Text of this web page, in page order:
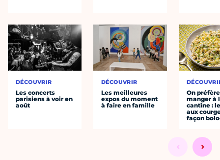
DÉCOUVRIR
Les concerts
parisiens à voir en
août
DÉCOUVRIR
Les meilleures
expos du moment
à faire en famille
On préfère
manger à
cantine :
aux
façon